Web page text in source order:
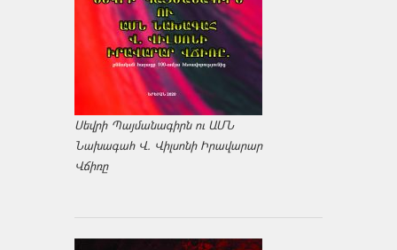
Սեվրի Պայմանագիրն ու ԱՄՆ
Նախագահ Վ. Վիլսոնի Իրավարար
Վճիռը